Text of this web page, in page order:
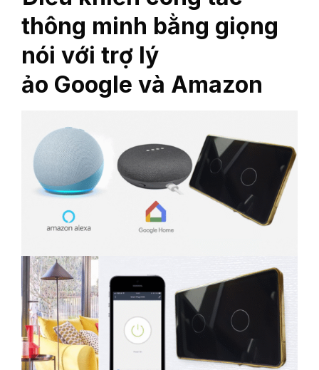
thông minh bằng giọng
nói với trợ lý
ảo Google và Amazon